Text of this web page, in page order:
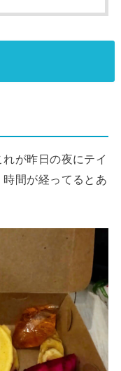
が昨日の夜にテイ
間が経ってるとあ